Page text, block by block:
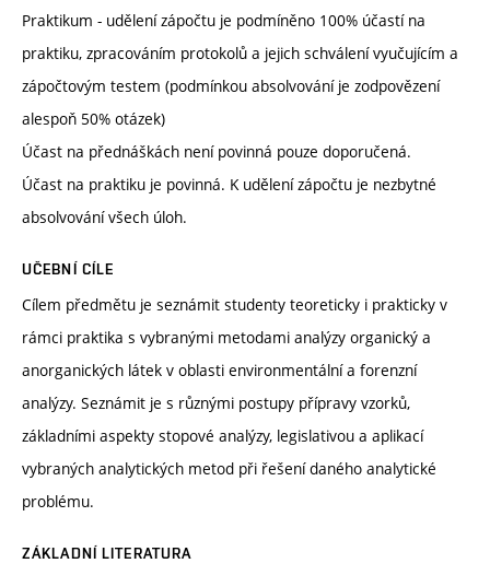
Praktikum - udělení zápočtu je podmíněno 100% účastí na
praktiku, zpracováním protokolů a jejich schválení vyučujícím a
zápočtovým testem (podmínkou absolvování je zodpovězení
alespoň 50% otázek)
Účast na přednáškách není povinná pouze doporučená.
Účast na praktiku je povinná. K udělení zápočtu je nezbytné
absolvování všech úloh.
UČEBNÍ CÍLE
Cílem předmětu je seznámit studenty teoreticky i prakticky v
rámci praktika s vybranými metodami analýzy organický a
anorganických látek v oblasti environmentální a forenzní
analýzy. Seznámit je s různými postupy přípravy vzorků,
základními aspekty stopové analýzy, legislativou a aplikací
vybraných analytických metod při řešení daného analytické
problému.
ZÁKLADNÍ LITERATURA